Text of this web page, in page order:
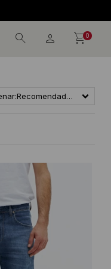
0
Recomendados